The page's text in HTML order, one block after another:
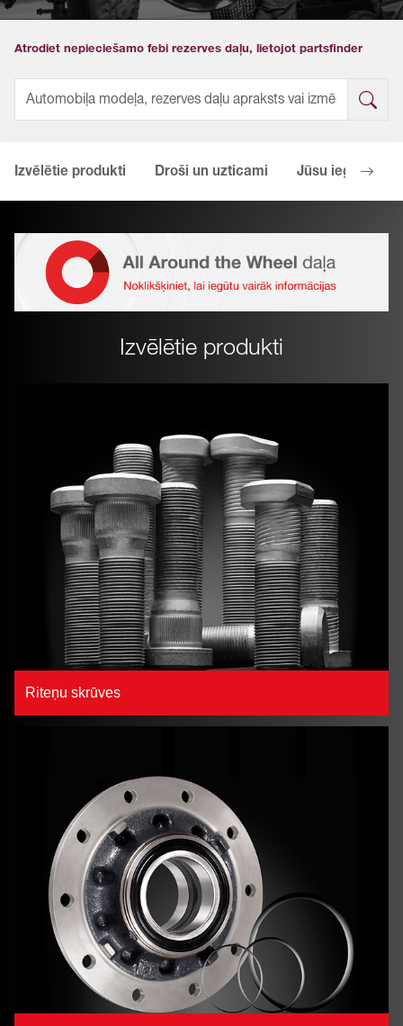
Atrodiet nepieciešamo febi rezerves daļu, lietojot partsfinder
Izvēlētie produkti Droši un uzticami Jūsu ieguvumi
Izvēlētie produkti
Riteņu skrūves